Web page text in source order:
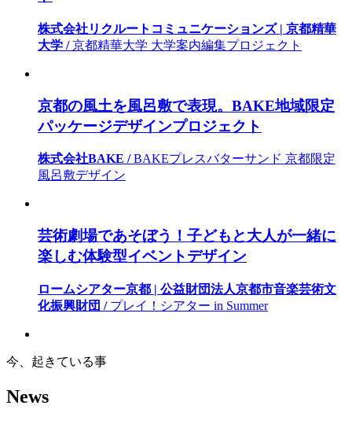
株式会社リクルートコミュニケーションズ | 京都精華
大学 /京都精華大学 大学案内編集プロジェクト
京都の風土を風呂敷で表現。BAKE地域限定
パッケージデザインプロジェクト
株式会社BAKE /BAKEプレスバターサンド 京都限定
風呂敷デザイン
芸術劇場であそぼう！子どもと大人が一緒に
楽しむ体験型イベントデザイン
ロームシアター京都 | 公益財団法人京都市音楽芸術文
化振興財団 / プレイ！シアター in Summer
今、起きている事
News